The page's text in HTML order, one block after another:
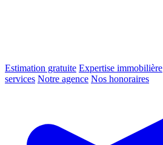
Estimation gratuite Expertise immobilière
services Notre agence Nos honoraires